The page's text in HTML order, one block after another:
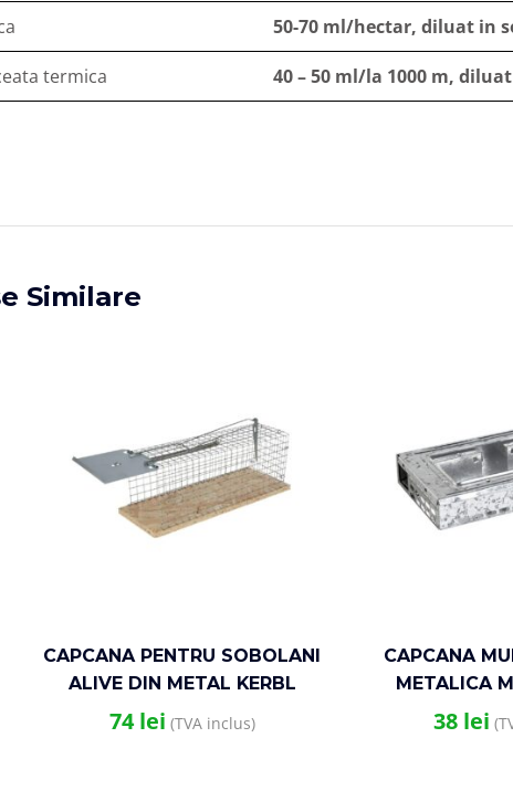
50-70 ml/hectar, diluat in
termica 40 – 50 ml/la 1000 m,
Similare
CAPCANA PENTRU SOBOLANI
ALIVE DIN METAL KERBL
27.5×9.5×9.5
74lei (TVA inclus)
CAPCANA
METALICA
38 lei